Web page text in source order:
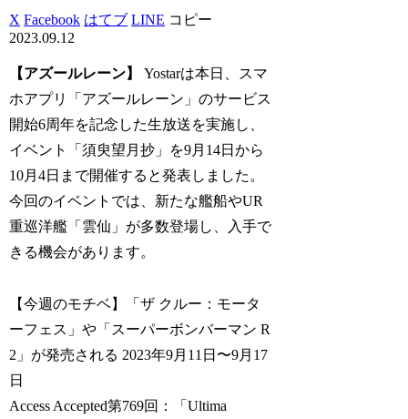
X Facebook はてブ LINE コピー
2023.09.12
【アズールレーン】
Yostarは本日、スマ
ホアプリ「アズールレーン」のサービス
開始6周年を記念した生放送を実施し、
イベント「須臾望月抄」を9月14日から
10月4日まで開催すると発表しました。
今回のイベントでは、新たな艦船やUR
重巡洋艦「雲仙」が多数登場し、入手で
きる機会があります。
【今週のモチベ】「ザ クルー：モータ
ーフェス」や「スーパーボンバーマン R
2」が発売される 2023年9月11日〜9月17
日
Access Accepted第769回：「Ultima